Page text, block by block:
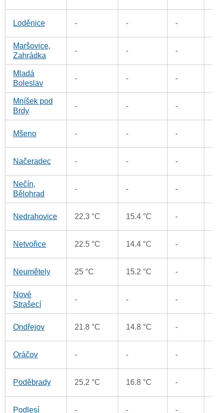
Loděnice - - -
Maršovice,
Zahrádka
- - -
Mladá
Boleslav
- - -
Mníšek pod
Brdy
- - -
Mšeno - - -
Načeradec - - -
Nečín,
Bělohrad
- - -
Nedrahovice 22.3 °C 15.4 °C -
Netvořice 22.5 °C 14.4 °C -
Neumětely 25 °C 15.2 °C -
Nové
Strašecí
- - -
Ondřejov 21.8 °C 14.8 °C -
Oráčov - - -
Poděbrady 25.2 °C 16.8 °C -
Podlesí - - -